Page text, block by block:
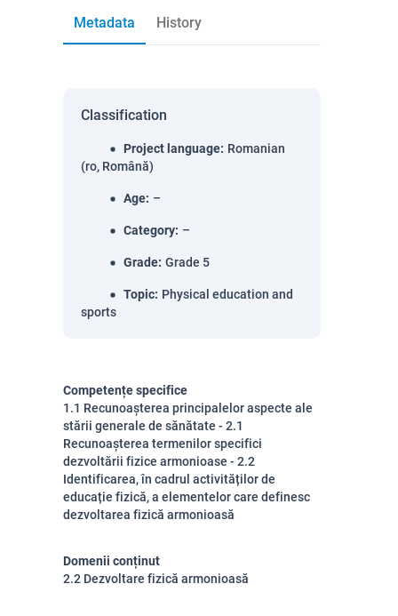
Metadata History
Classification
Project language: Romanian
(ro, Română)
Age: –
Category: –
Grade: Grade 5
Topic: Physical education and
sports
Competențe specifice
1.1 Recunoașterea principalelor aspecte ale
stării generale de sănătate - 2.1
Recunoașterea termenilor specifici
dezvoltării fizice armonioase - 2.2
Identificarea, în cadrul activităților de
educație fizică, a elementelor care definesc
dezvoltarea fizică armonioasă
Domenii conținut
2.2 Dezvoltare fizică armonioasă